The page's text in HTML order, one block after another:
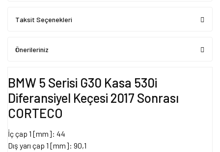
Taksit Seçenekleri
Önerileriniz
BMW 5 Serisi G30 Kasa 530i
Diferansiyel Keçesi 2017 Sonrası
CORTECO
İç çap 1 [mm]: 44
Dış yarı çap 1 [mm]: 90,1